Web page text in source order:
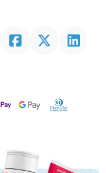
FacebookTwitter Linkedin
Google PayDiners Club